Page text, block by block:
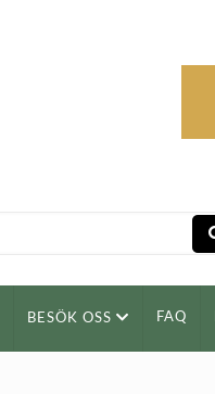
BESÖK OSS FAQ